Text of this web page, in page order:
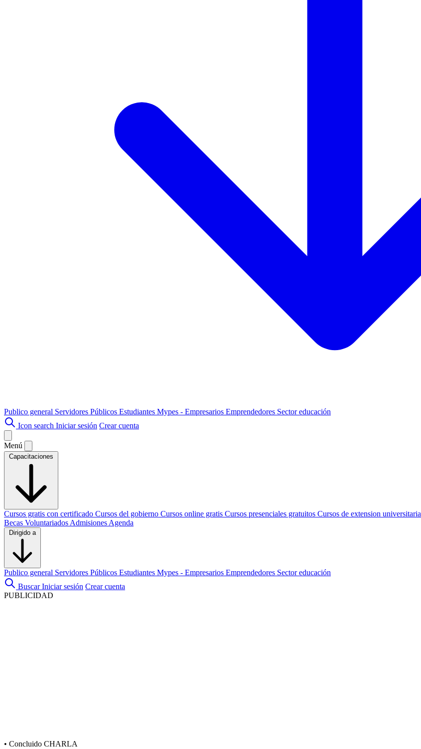
Publico general Servidores Públicos Estudiantes Mypes - Empresarios Emprendedores Sector educación
Icon search Iniciar sesión Crear cuenta
Menú
Capacitaciones
Cursos gratis con certificado Cursos del gobierno Cursos online gratis Cursos presenciales gratuitos Cursos de extension universitaria
Becas Voluntariados Admisiones Agenda
Dirigido a
Publico general Servidores Públicos Estudiantes Mypes - Empresarios Emprendedores Sector educación
Buscar Iniciar sesión Crear cuenta
PUBLICIDAD
• Concluido CHARLA